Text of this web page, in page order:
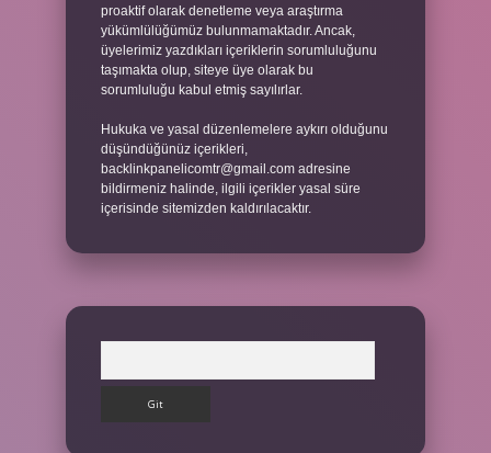
proaktif olarak denetleme veya araştırma
yükümlülüğümüz bulunmamaktadır. Ancak,
üyelerimiz yazdıkları içeriklerin sorumluluğunu
taşımakta olup, siteye üye olarak bu
sorumluluğu kabul etmiş sayılırlar.
Hukuka ve yasal düzenlemelere aykırı olduğunu
düşündüğünüz içerikleri,
backlinkpanelicomtr@gmail.com adresine
bildirmeniz halinde, ilgili içerikler yasal süre
içerisinde sitemizden kaldırılacaktır.